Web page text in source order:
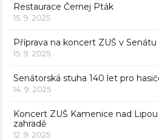
Restaurace Černej Pták
15. 9. 2025
Příprava na koncert ZUŠ v Senátu
15. 9. 2025
Senátorská stuha 140 let pro
14. 9. 2025
Koncert ZUŠ Kamenice nad
zahradě
12. 9. 2025